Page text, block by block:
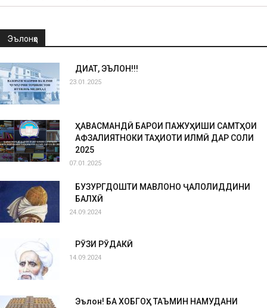
Эълонҳо
ДИҚҚАТ, ЭЪЛОН!!!
23.01.2025
ҲАВАСМАНДӢ БАРОИ ПАЖУҲИШИ САМТҲОИ
АФЗАЛИЯТНОКИ ТАҲҚИҚОТИ ИЛМӢ ДАР СОЛИ
2025
07.01.2025
БУЗУРГДОШТИ МАВЛОНО ҶАЛОЛИДДИНИ
БАЛХӢ
24.09.2024
РӮЗИ РӮДАКӢ
14.09.2024
Эълон! БА ХОБГОҲ ТАЪМИН НАМУДАНИ